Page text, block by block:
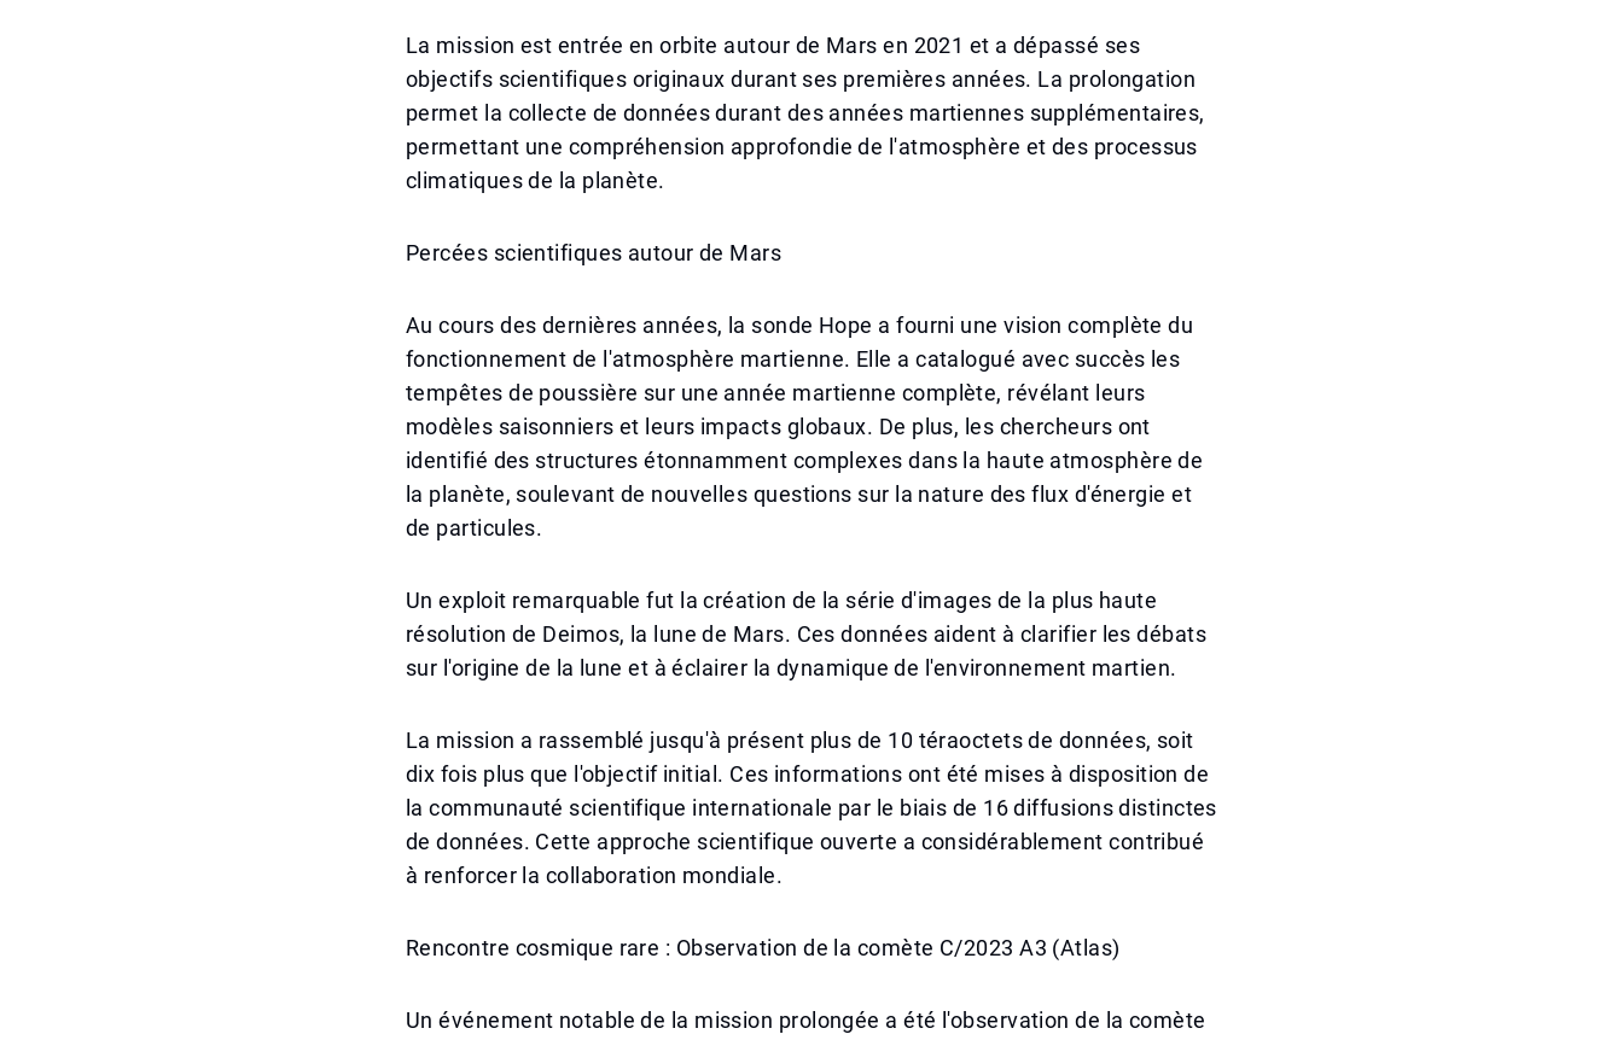
La mission est entrée en orbite autour de Mars en 2021 et a dépassé ses
objectifs scientifiques originaux durant ses premières années. La prolongation
permet la collecte de données durant des années martiennes supplémentaires,
permettant une compréhension approfondie de l'atmosphère et des processus
climatiques de la planète.
Percées scientifiques autour de Mars
Au cours des dernières années, la sonde Hope a fourni une vision complète du
fonctionnement de l'atmosphère martienne. Elle a catalogué avec succès les
tempêtes de poussière sur une année martienne complète, révélant leurs
modèles saisonniers et leurs impacts globaux. De plus, les chercheurs ont
identifié des structures étonnamment complexes dans la haute atmosphère de
la planète, soulevant de nouvelles questions sur la nature des flux d'énergie et
de particules.
Un exploit remarquable fut la création de la série d'images de la plus haute
résolution de Deimos, la lune de Mars. Ces données aident à clarifier les débats
sur l'origine de la lune et à éclairer la dynamique de l'environnement martien.
La mission a rassemblé jusqu'à présent plus de 10 téraoctets de données, soit
dix fois plus que l'objectif initial. Ces informations ont été mises à disposition de
la communauté scientifique internationale par le biais de 16 diffusions distinctes
de données. Cette approche scientifique ouverte a considérablement contribué
à renforcer la collaboration mondiale.
Rencontre cosmique rare : Observation de la comète C/2023 A3 (Atlas)
Un événement notable de la mission prolongée a été l'observation de la comète